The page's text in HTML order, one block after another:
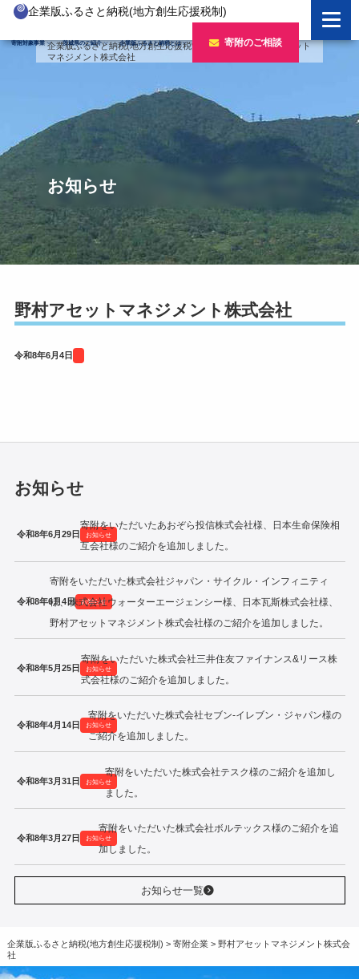
企業版ふるさと納税(地方創生応援税制)
寄附対象事業 茨城県のご紹介 企業版ふるさと納税とは 寄附のご相談
企業版ふるさと納税とは
制度の概要
企業版ふるさと納税(人材派遣型)
寄附をいただいた企業様
寄附対象事業のご紹介
新しい豊かさを推進する事業
新しい安心安全を推進する事業
新しい人財育成を推進する事業
新しい夢・希望を推進する事業
事業検索フォーム
茨城県のご紹介
茨城のポテンシャル
「新しい茨城」への4つのチャレンジ
寄附をいただいた企業様
令和7年度寄附企業一覧
令和6年度寄附企業一覧
令和5年度寄附企業一覧
令和4年度寄附企業一覧
企業版ふるさと納税(地方創生応援税制) >寄附企業>野村アセット
マネジメント株式会社
お知らせ
野村アセットマネジメント株式会社
令和8年6月4日
お知らせ
令和8年6月29日 お知らせ
寄附をいただいたあおぞら投信株式会社様、日本生命保険相
互会社様のご紹介を追加しました。
令和8年6月4日 お知らせ
寄附をいただいた株式会社ジャパン・サイクル・インフィニティ
様、株式会社ウォーターエージェンシー様、日本瓦斯株式会社様、
野村アセットマネジメント株式会社様のご紹介を追加しました。
令和8年5月25日 お知らせ
寄附をいただいた株式会社三井住友ファイナンス&リース株
式会社様のご紹介を追加しました。
令和8年4月14日 お知らせ
寄附をいただいた株式会社セブン‐イレブン・ジャパン様の
ご紹介を追加しました。
令和8年3月31日 お知らせ
寄附をいただいた株式会社テスク様のご紹介を追加し
ました。
令和8年3月27日 お知らせ
寄附をいただいた株式会社ボルテックス様のご紹介を追
加しました。
お知らせ一覧
企業版ふるさと納税(地方創生応援税制) > 寄附企業> 野村アセットマネジメント株式会
社